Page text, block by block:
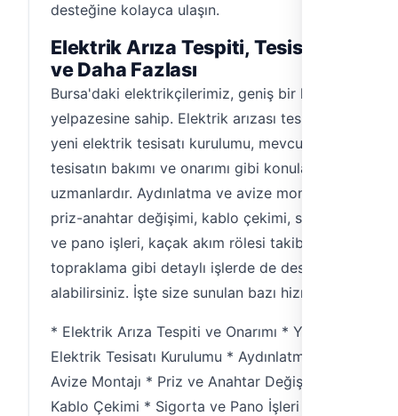
desteğine kolayca ulaşın.
Elektrik Arıza Tespiti, Tesisat
ve Daha Fazlası
Bursa'daki elektrikçilerimiz, geniş bir hizmet
yelpazesine sahip. Elektrik arızası tespiti,
yeni elektrik tesisatı kurulumu, mevcut
tesisatın bakımı ve onarımı gibi konularda
uzmanlardır. Aydınlatma ve avize montajı,
priz-anahtar değişimi, kablo çekimi, sigorta
ve pano işleri, kaçak akım rölesi takibi ve
topraklama gibi detaylı işlerde de destek
alabilirsiniz. İşte size sunulan bazı hizmetler:
* Elektrik Arıza Tespiti ve Onarımı * Yeni
Elektrik Tesisatı Kurulumu * Aydınlatma ve
Avize Montajı * Priz ve Anahtar Değişimi *
Kablo Çekimi * Sigorta ve Pano İşleri *